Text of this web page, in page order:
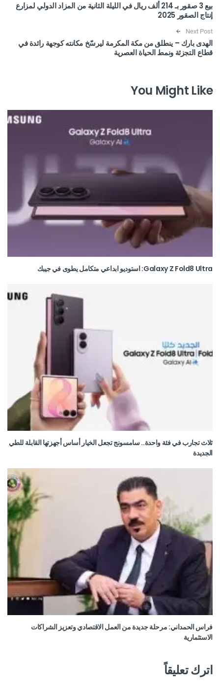
بيع 3 صقور بـ 214 ألف ريال في الليلة الثانية من المزاد الدولي لمزارع
إنتاج الصقور 2025
Next Post
الهدى بارك – ينطلق من مكة المكرمة ليرسّخ مكانته كوجهة رائدة في
قطاع التجزئة ونمط الحياة العصرية
You Might Like
Galaxy Z Fold8 Ultra: استوديو ابداعي متكامل يطوى في جيبك
ثلاث تجارب في فئة واحدة.. سامسونج تجعل الخيار أساس أجهزتها القابلة للطي
الجديدة
فراس الحمداني: مرحلة جديدة من العمل الاقتصادي وتعزيز الشراكات
الاستثمارية
اترك تعليقاً